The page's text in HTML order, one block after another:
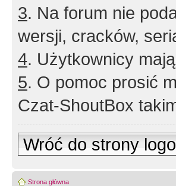
3. Na forum nie
wersji, cracków,
4. Użytkownicy
5. O pomoc prosić
Czat-ShoutBox
Wróć do strony
Strona główna